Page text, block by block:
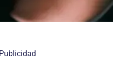
Publicidad